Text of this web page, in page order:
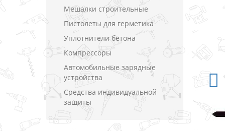
Мешалки строительные
Пистолеты для герметика
Уплотнители бетона
Компрессоры
Автомобильные зарядные
устройства
Средства индивидуальной
защиты